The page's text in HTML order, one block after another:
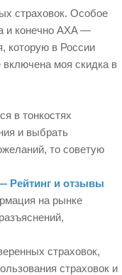
страховок. Особое
и конечно AXA —
которую в России
моя скидка в
в тонкостях
и выбрать
то советую
Рейтинг и отзывы
на рынке
страховок,
страховок и